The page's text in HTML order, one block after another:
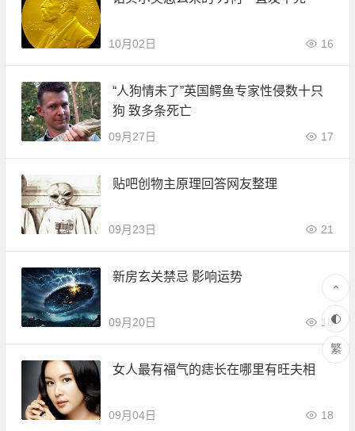
10月02日 16
“人狗情未了”英国鳄鱼专家性侵数十只
狗 致多条死亡
09月27日 17
贴吧创物主原理回答网友整理
09月23日 21
新房玄关禁忌 影响运势
09月20日 18
女人最有福气的痣长在哪里有旺夫相
09月04日 18
繁